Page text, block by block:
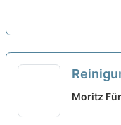
Basis,
Moritz